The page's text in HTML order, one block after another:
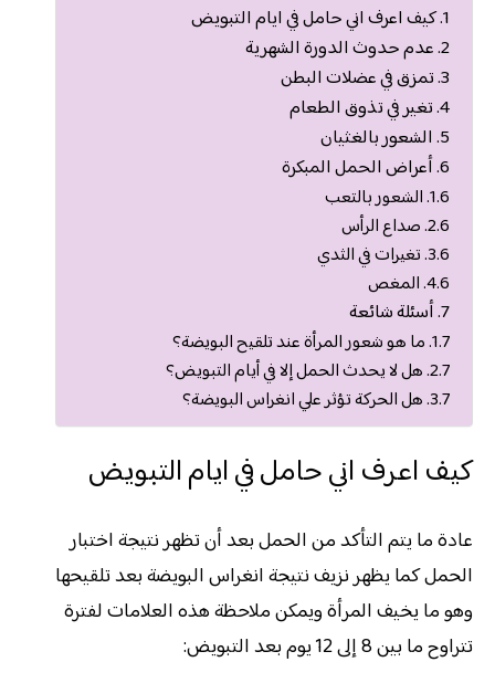
كيف اعرف اني حامل في ايام التبويض
عدم حدوث الدورة الشهرية
تمزق في عضلات البطن
تغير في تذوق الطعام
الشعور بالغثيان
أعراض الحمل المبكرة
الشعور بالتعب
صداع الرأس
تغيرات في الثدي
المغص
أسئلة شائعة
ما هو شعور المرأة عند تلقيح البويضة؟
هل لا يحدث الحمل إلا في أيام التبويض؟
هل الحركة تؤثر علي انغراس البويضة؟
كيف اعرف اني حامل في ايام التبويض
عادة ما يتم التأكد من الحمل بعد أن تظهر نتيجة اختبار
الحمل كما يظهر نزيف نتيجة انغراس البويضة بعد تلقيحها
وهو ما يخيف المرأة ويمكن ملاحظة هذه العلامات لفترة
تتراوح ما بين 8 إلى 12 يوم بعد التبويض: